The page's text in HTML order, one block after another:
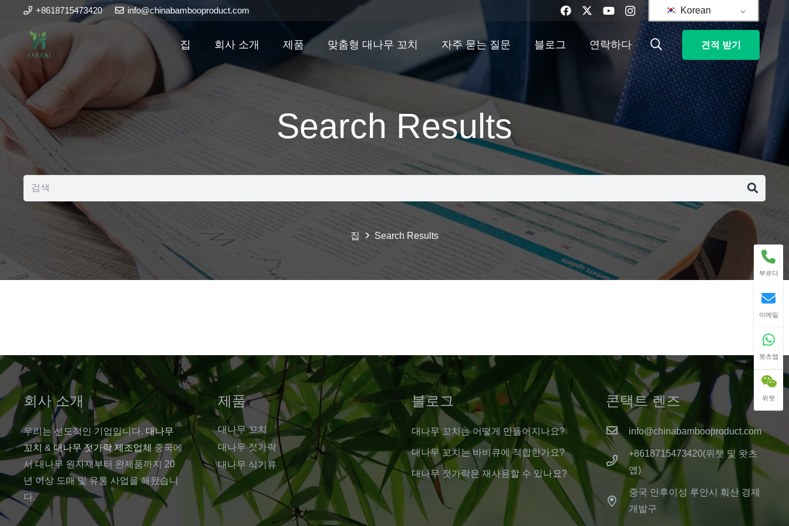
+8618715473420 info@chinabambooproduct.com Korean
집 회사 소개 제품 맞춤형 대나무 꼬치 자주 묻는 질문 블로그 연락하다 견적 받기
Search Results
집 Search Results
회사 소개
우리는 선도적인 기업입니다. 대나무
꼬치 &대나무 젓가락 제조업체 중국에
서 대나무 원자재부터 완제품까지 20
년 이상 도매 및 유통 사업을 해왔습니
다.
제품
대나무 꼬치
대나무 젓가락
대나무 식기류
블로그
대나무 꼬치는 어떻게 만들어지나요?
대나무 꼬치는 바비큐에 적합한가요?
대나무 젓가락은 재사용할 수 있나요?
콘택트 렌즈
info@chinabambooproduct.com
+8618715473420(위챗 및 왓츠
앱)
중국 안후이성 루안시 훠산 경제
개발구
부르다
이메일
왓츠앱
위챗